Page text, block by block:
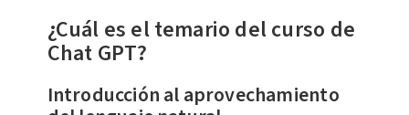
¿Cuál es el temario del curso de
Chat GPT?
Introducción al aprovechamiento